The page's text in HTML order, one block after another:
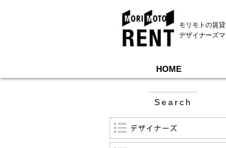
モリモトの賃
デザイナーズ
HOME
モリモトレントTOP ＞
Search